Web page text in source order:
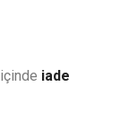
iade